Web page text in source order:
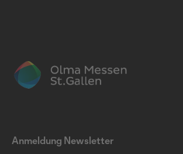
Anmeldung Newsletter